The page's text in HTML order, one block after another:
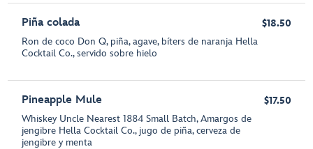
Piña colada
Ron de coco Don Q, piña, agave, bíters de naranja Hella
Cocktail Co., servido sobre hielo
$18.50
Pineapple Mule
Whiskey Uncle Nearest 1884 Small Batch, Amargos de
jengibre Hella Cocktail Co., jugo de piña, cerveza de
jengibre y menta
$17.50